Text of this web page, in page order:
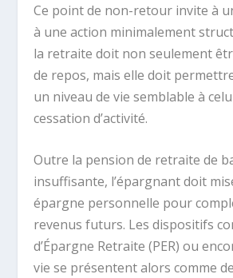
Ce point de non-retour invite à
à une action minimalement
la retraite doit non seulement
de repos, mais elle doit
un niveau de vie semblable à
cessation d’activité.
Outre la pension de retraite de
insuffisante, l’épargnant doit
épargne personnelle pour
revenus futurs. Les dispositifs
d’Épargne Retraite (PER) ou
vie se présentent alors comme